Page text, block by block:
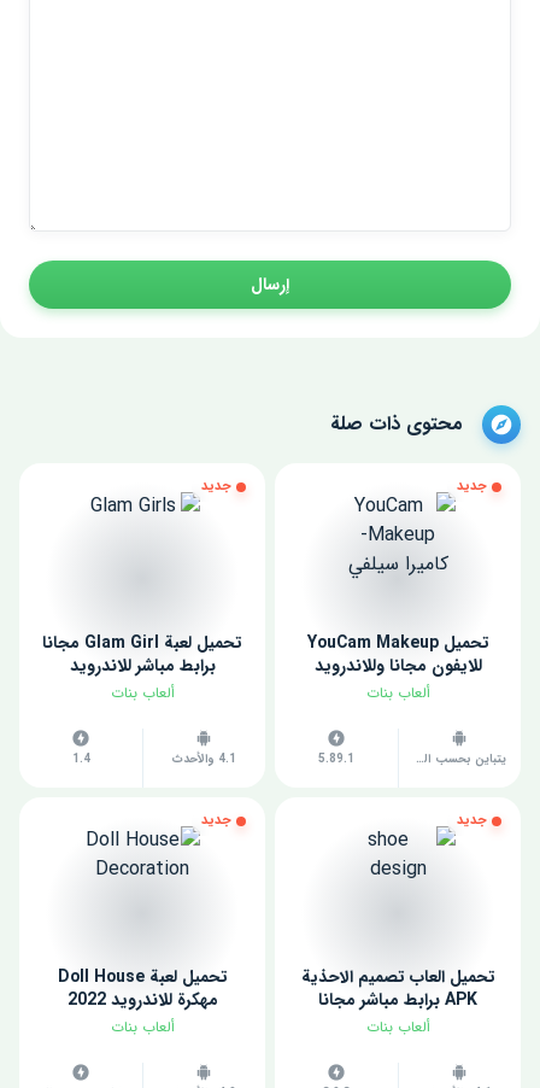
إرسال
محتوى ذات صلة
جديد
تحميل YouCam Makeup
للايفون مجانا وللاندرويد
ألعاب بنات
يتباين بحسب الجهاز 5.89.1
جديد
تحميل لعبة Glam Girl مجانا
برابط مباشر للاندرويد
ألعاب بنات
4.1 والأحدث 1.4
جديد
تحميل العاب تصميم الاحذية
APK برابط مباشر مجانا
ألعاب بنات
جديد
تحميل لعبة Doll House
مهكرة للاندرويد 2022
ألعاب بنات